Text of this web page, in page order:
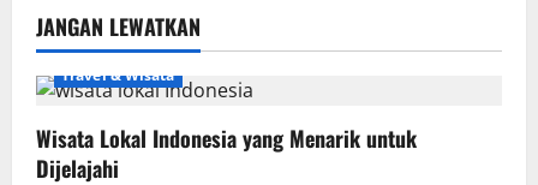
JANGAN LEWATKAN
Travel & Wisata
Wisata Lokal Indonesia yang Menarik untuk
Dijelajahi